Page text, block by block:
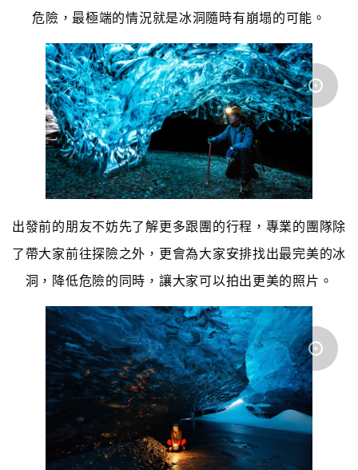
危險，最極端的情況就是冰洞隨時有崩塌的可能。
出發前的朋友不妨先了解更多跟團的行程，專業的團隊除
了帶大家前往探險之外，更會為大家安排找出最完美的冰
洞，降低危險的同時，讓大家可以拍出更美的照片。